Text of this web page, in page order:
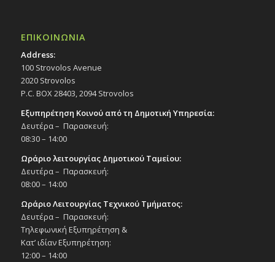
ΕΠΙΚΟΙΝΩΝΙΑ
Address:
100 Strovolos Avenue
2020 Strovolos
P.C. BOX 28403, 2094 Strovolos
Εξυπηρέτηση Κοινού από τη Δημοτική Υπηρεσία:
Δευτέρα – Παρασκευή:
08:30 – 14:00
Ωράριο λειτουργίας Δημοτικού Ταμείου:
Δευτέρα – Παρασκευή:
08:00 – 14:00
Ωράριο Λειτουργίας Τεχνικού Τμήματος:
Δευτέρα – Παρασκευή:
Τηλεφωνική Εξυπηρέτηση &
Κατ’ ιδίαν Εξυπηρέτηση:
12:00 – 14:00